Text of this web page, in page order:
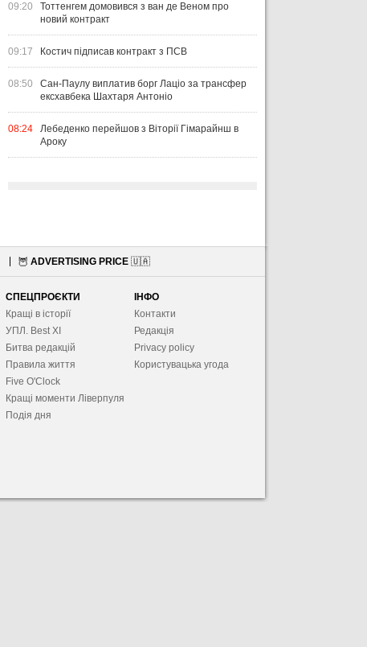
09:20
Тоттенгем домовився з ван де Веном про
новий контракт
09:17 Костич підписав контракт з ПСВ
08:50
Сан-Паулу виплатив борг Лаціо за трансфер
ексхавбека Шахтаря Антоніо
08:24
Лебеденко перейшов з Віторії Гімарайнш в
Ароку
🦉 ADVERTISING PRICE 🇺🇦
СПЕЦПРОЄКТИ
Кращі в історії
УПЛ. Best XІ
Битва редакцій
Правила життя
Five O'Clock
Кращі моменти Ліверпуля
Подія дня
ІНФО
Контакти
Редакція
Privacy policy
Користувацька угода